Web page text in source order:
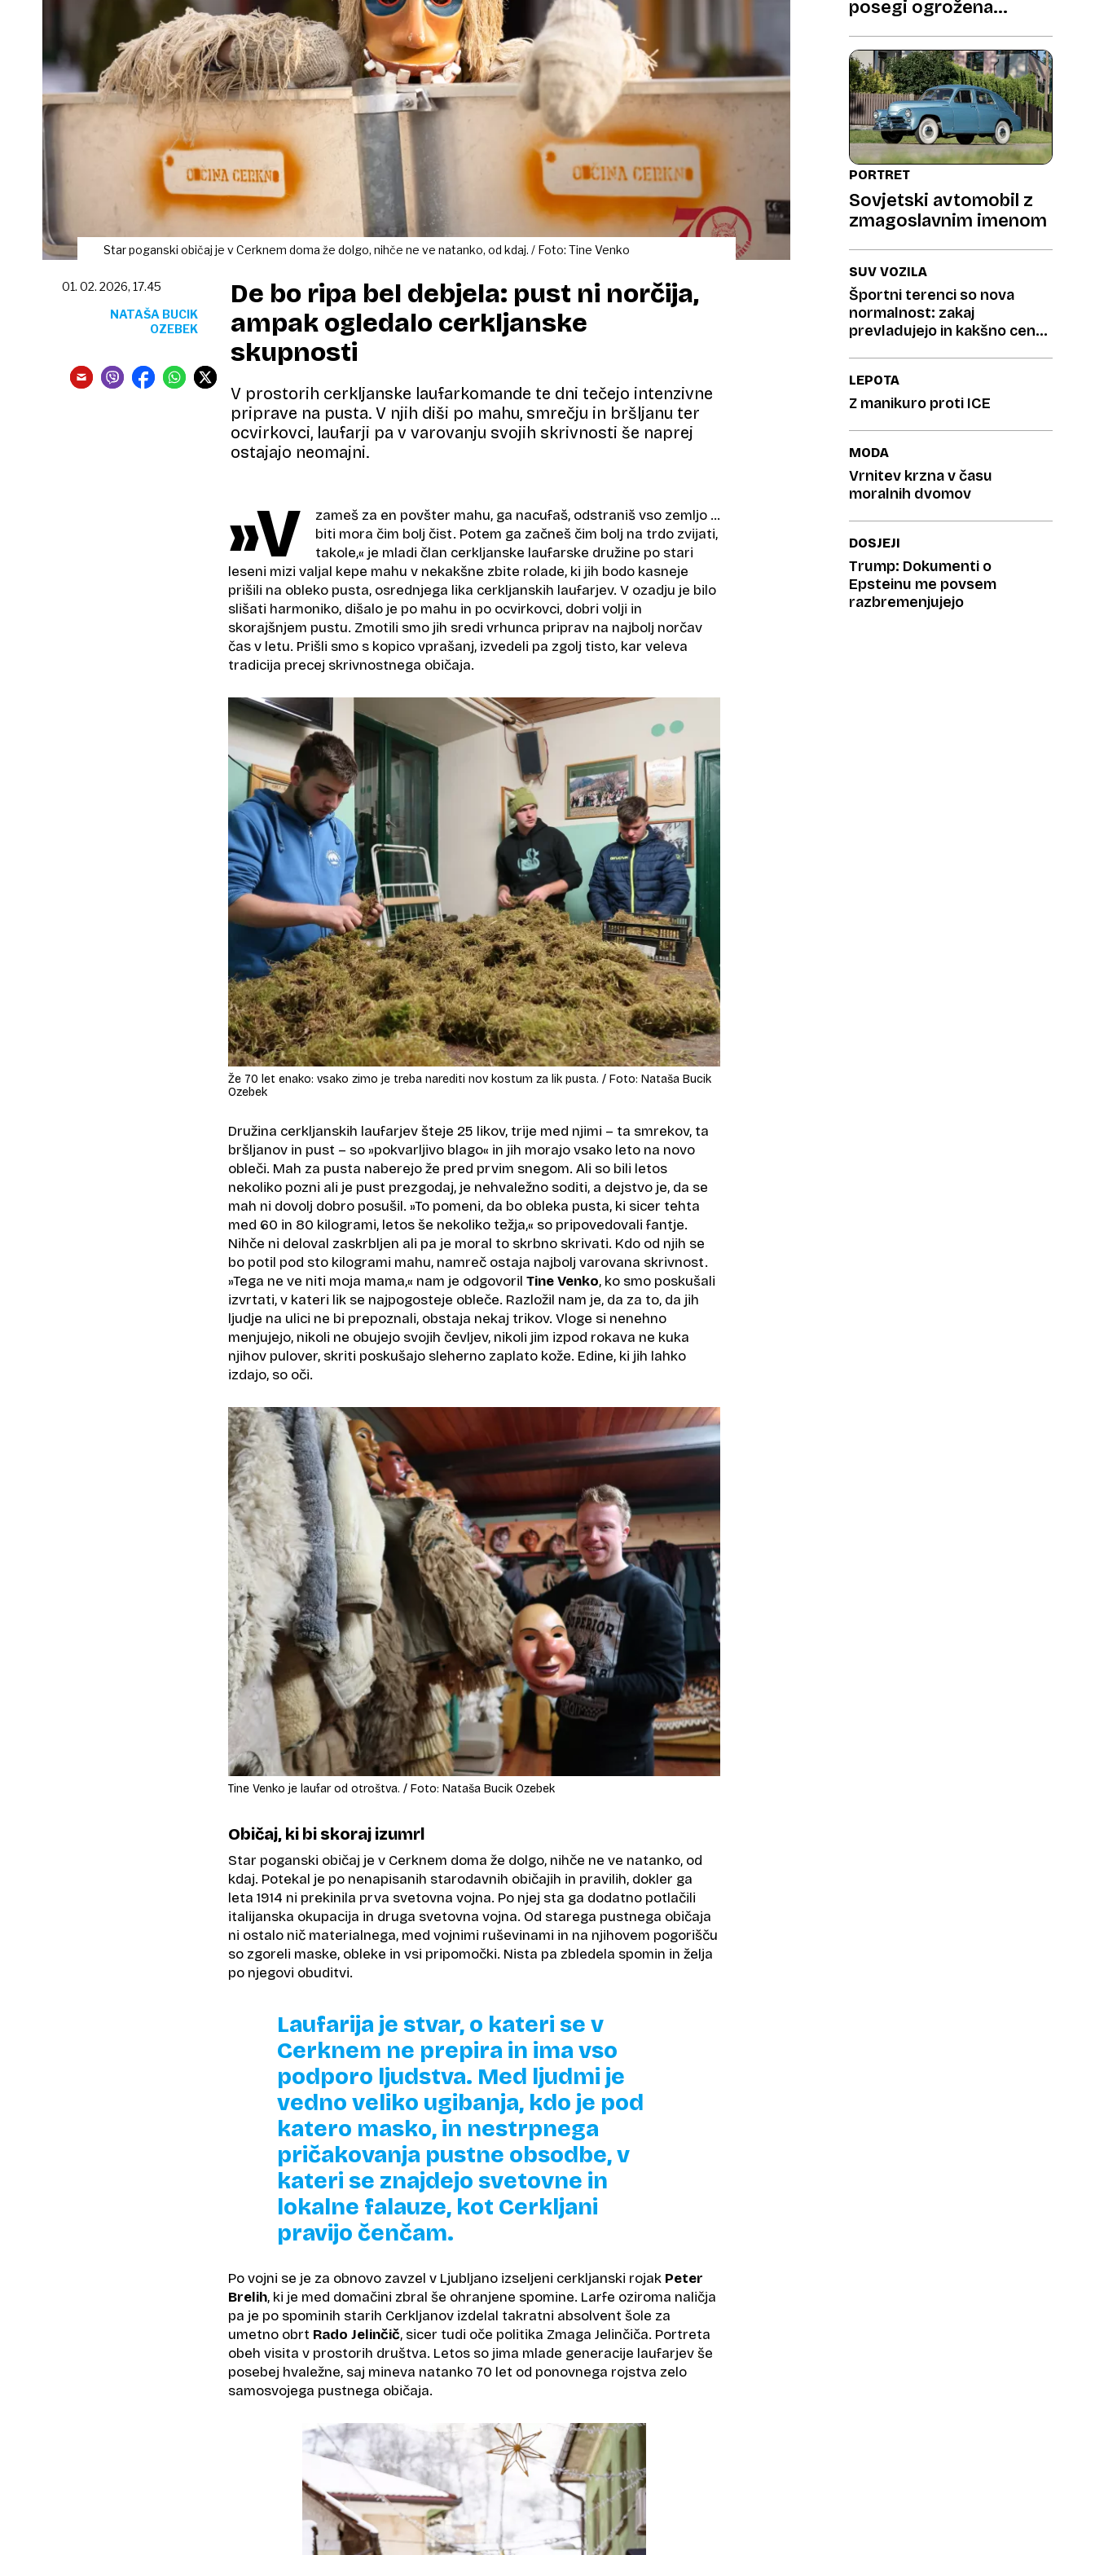
Star poganski običaj je v Cerknem doma že dolgo, nihče ne ve natanko, od kdaj. / Foto: Tine Venko
De bo ripa bel debjela: pust ni norčija,
ampak ogledalo cerkljanske
skupnosti
V prostorih cerkljanske laufarkomande te dni tečejo intenzivne
priprave na pusta. V njih diši po mahu, smrečju in bršljanu ter
ocvirkovci, laufarji pa v varovanju svojih skrivnosti še naprej
ostajajo neomajni.
01. 02. 2026, 17.45
NATAŠA BUCIK
OZEBEK
»V
zameš za en povšter mahu, ga nacufaš, odstraniš vso zemljo …
biti mora čim bolj čist. Potem ga začneš čim bolj na trdo zvijati,
takole,« je mladi član cerkljanske laufarske družine po stari
leseni mizi valjal kepe mahu v nekakšne zbite rolade, ki jih bodo kasneje
prišili na obleko pusta, osrednjega lika cerkljanskih laufarjev. V ozadju je bilo
slišati harmoniko, dišalo je po mahu in po ocvirkovci, dobri volji in
skorajšnjem pustu. Zmotili smo jih sredi vrhunca priprav na najbolj norčav
čas v letu. Prišli smo s kopico vprašanj, izvedeli pa zgolj tisto, kar veleva
tradicija precej skrivnostnega običaja.
Že 70 let enako: vsako zimo je treba narediti nov kostum za lik pusta. / Foto: Nataša Bucik
Ozebek
Družina cerkljanskih laufarjev šteje 25 likov, trije med njimi – ta smrekov, ta
bršljanov in pust – so »pokvarljivo blago« in jih morajo vsako leto na novo
obleči. Mah za pusta naberejo že pred prvim snegom. Ali so bili letos
nekoliko pozni ali je pust prezgodaj, je nehvaležno soditi, a dejstvo je, da se
mah ni dovolj dobro posušil. »To pomeni, da bo obleka pusta, ki sicer tehta
med 60 in 80 kilogrami, letos še nekoliko težja,« so pripovedovali fantje.
Nihče ni deloval zaskrbljen ali pa je moral to skrbno skrivati. Kdo od njih se
bo potil pod sto kilogrami mahu, namreč ostaja najbolj varovana skrivnost.
»Tega ne ve niti moja mama,« nam je odgovoril Tine Venko, ko smo poskušali
izvrtati, v kateri lik se najpogosteje obleče. Razložil nam je, da za to, da jih
ljudje na ulici ne bi prepoznali, obstaja nekaj trikov. Vloge si nenehno
menjujejo, nikoli ne obujejo svojih čevljev, nikoli jim izpod rokava ne kuka
njihov pulover, skriti poskušajo sleherno zaplato kože. Edine, ki jih lahko
izdajo, so oči.
Tine Venko je laufar od otroštva. / Foto: Nataša Bucik Ozebek
Običaj, ki bi skoraj izumrl
Star poganski običaj je v Cerknem doma že dolgo, nihče ne ve natanko, od
kdaj. Potekal je po nenapisanih starodavnih običajih in pravilih, dokler ga
leta 1914 ni prekinila prva svetovna vojna. Po njej sta ga dodatno potlačili
italijanska okupacija in druga svetovna vojna. Od starega pustnega običaja
ni ostalo nič materialnega, med vojnimi ruševinami in na njihovem pogorišču
so zgoreli maske, obleke in vsi pripomočki. Nista pa zbledela spomin in želja
po njegovi obuditvi.
Laufarija je stvar, o kateri se v
Cerknem ne prepira in ima vso
podporo ljudstva. Med ljudmi je
vedno veliko ugibanja, kdo je pod
katero masko, in nestrpnega
pričakovanja pustne obsodbe, v
kateri se znajdejo svetovne in
lokalne falauze, kot Cerkljani
pravijo čenčam.
Po vojni se je za obnovo zavzel v Ljubljano izseljeni cerkljanski rojak Peter
Brelih, ki je med domačini zbral še ohranjene spomine. Larfe oziroma naličja
pa je po spominih starih Cerkljanov izdelal takratni absolvent šole za
umetno obrt Rado Jelinčič, sicer tudi oče politika Zmaga Jelinčiča. Portreta
obeh visita v prostorih društva. Letos so jima mlade generacije laufarjev še
posebej hvaležne, saj mineva natanko 70 let od ponovnega rojstva zelo
samosvojega pustnega običaja.
posegi ogrožena
zemljišča
PORTRET
Sovjetski avtomobil z
zmagoslavnim imenom
SUV VOZILA
Športni terenci so nova
normalnost: zakaj
prevladujejo in kakšno ceno
LEPOTA
Z manikuro proti ICE
MODA
Vrnitev krzna v času
moralnih dvomov
DOSJEJI
Trump: Dokumenti o
Epsteinu me povsem
razbremenjujejo